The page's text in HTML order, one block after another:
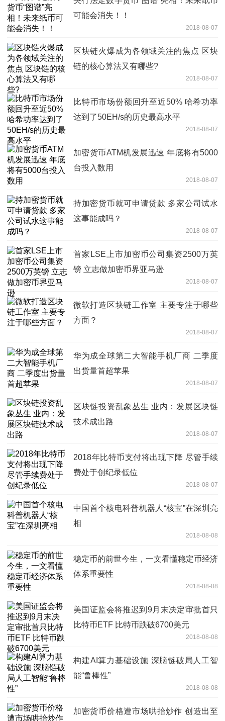
可能会消失！！
2018-08-07
区块链火爆成为各领域关注的焦点 区块
链的核心算法又有哪些?
2018-08-07
比特币市场份额回升至近50% 哈希功率
达到了50EH/s的历史最高水平
2018-08-07
加密货币ATM机发展迅速 年底将有5000
台投入数用
2018-08-07
持加密货币就可申请贷款 多家公司试水
这事能成吗？
2018-08-07
首家LSE上市加密币公司集资2500万英
镑 立志做加密币界亚马逊
2018-08-07
微软打造区块链工作室 主要专注于哪些
方面？
2018-08-07
华为成全球第二大智能手机厂商 二季度
出货量首超苹果
2018-08-07
区块链投资乱象丛生 业内：发展区块链
技术成出路
2018-08-07
2018年比特币支付将出现下降 尽管手续
费处于创纪录低位
2018-08-07
中国首个核电科普机器人“核宝”在深圳亮
相
2018-08-08
稳定币的前世今生，一文看懂稳定币经济
体系重要性
2018-08-08
美国证监会将推迟到9月末决定审批首只
比特币ETF 比特币跌破6700美元
2018-08-08
构建AI算力基础设施 深脑链破局人工智
能“鲁棒性”
2018-08-08
加密货币价格遭市场哄抬炒作 创造出至